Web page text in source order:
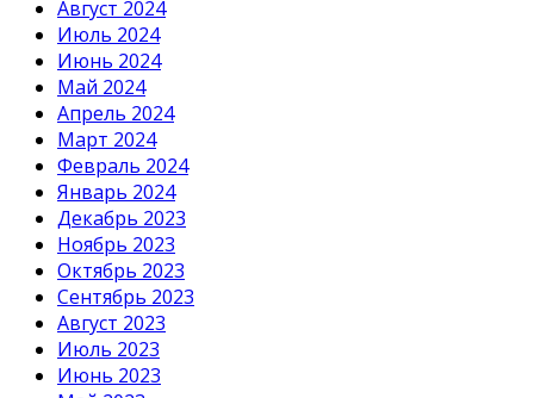
Август 2024
Июль 2024
Июнь 2024
Май 2024
Апрель 2024
Март 2024
Февраль 2024
Январь 2024
Декабрь 2023
Ноябрь 2023
Октябрь 2023
Сентябрь 2023
Август 2023
Июль 2023
Июнь 2023